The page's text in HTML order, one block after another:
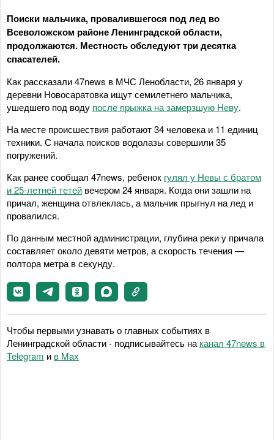
Поиски мальчика, провалившегося под лед во
Всеволожском районе Ленинградской области,
продолжаются. Местность обследуют три десятка
спасателей.
Как рассказали 47news в МЧС Ленобласти, 26 января у
деревни Новосаратовка ищут семилетнего мальчика,
ушедшего под воду после прыжка на замерзшую Неву.
На месте происшествия работают 34 человека и 11 единиц
техники. С начала поисков водолазы совершили 35
погружений.
Как ранее сообщал 47news, ребенок гулял у Невы с братом
и 25-летней тетей вечером 24 января. Когда они зашли на
причал, женщина отвлеклась, а мальчик прыгнул на лед и
провалился.
По данным местной администрации, глубина реки у причала
составляет около девяти метров, а скорость течения —
полтора метра в секунду.
Чтобы первыми узнавать о главных событиях в
Ленинградской области - подписывайтесь на канал 47news в
Telegram и в Maх